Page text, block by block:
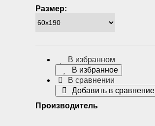
Размер:
В избранном
В избранное
В сравнении
Добавить в сравнение
Производитель